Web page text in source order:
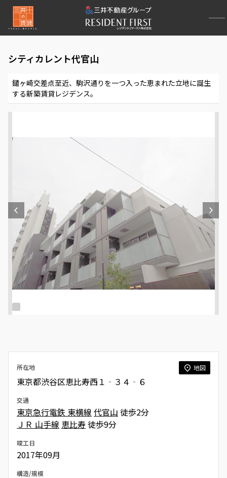
シティカレント代官山
鑓ヶ崎交差点至近、駒沢通りを一つ入った恵まれた立地に誕生
する新築賃貸レジデンス。
所在地 地図
東京都渋谷区恵比寿西１‐３４‐６
交通
東京急行電鉄 東横線 代官山 徒歩2分
ＪＲ 山手線 恵比寿徒歩9分
竣工日
2017年09月
構造/規模